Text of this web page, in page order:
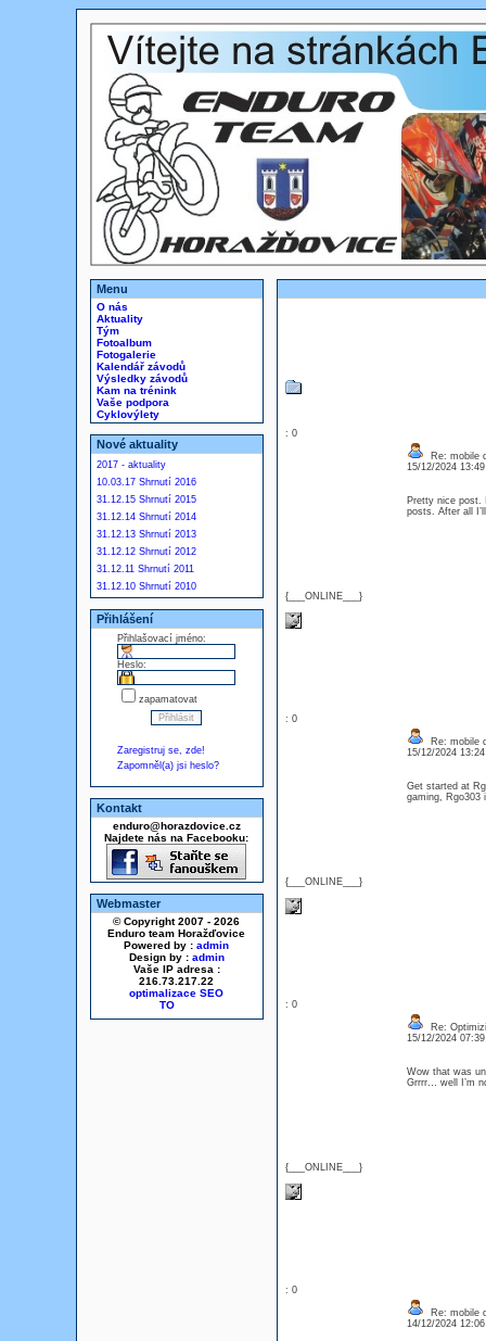
Menu
O nás
Aktuality
Tým
Fotoalbum
Fotogalerie
Kalendář závodů
Výsledky závodů
Kam na trénink
Vaše podpora
Cyklovýlety
Nové aktuality
2017 - aktuality
10.03.17 Shrnutí 2016
31.12.15 Shrnutí 2015
31.12.14 Shrnutí 2014
31.12.13 Shrnutí 2013
31.12.12 Shrnutí 2012
31.12.11 Shrnutí 2011
31.12.10 Shrnutí 2010
Přihlášení
Přihlašovací jméno:
Heslo:
zapamatovat
Zaregistruj se, zde!
Zapomněl(a) jsi heslo?
Kontakt
enduro@horazdovice.cz
Najdete nás na Facebooku:
Webmaster
© Copyright 2007 - 2026
Enduro team Horažďovice
Powered by : admin
Design by : admin
Vaše IP adresa :
216.73.217.22
optimalizace SEO
: 0
{___ONLINE___}
Re: mobile
15/12/2024
Pretty nice post.
posts. After all
: 0
{___ONLINE___}
Re: mobile
15/12/2024
Get started at
gaming,
: 0
{___ONLINE___}
Re:
15/12/2024
Wow that was
Grrrr… well I’m
: 0
Re: mobile
14/12/2024